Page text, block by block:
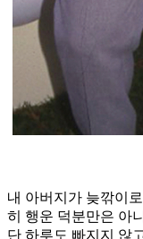
내 아버지가 늦깎이
히 행운 덕분만은 아
단 하루도 빠지지 않